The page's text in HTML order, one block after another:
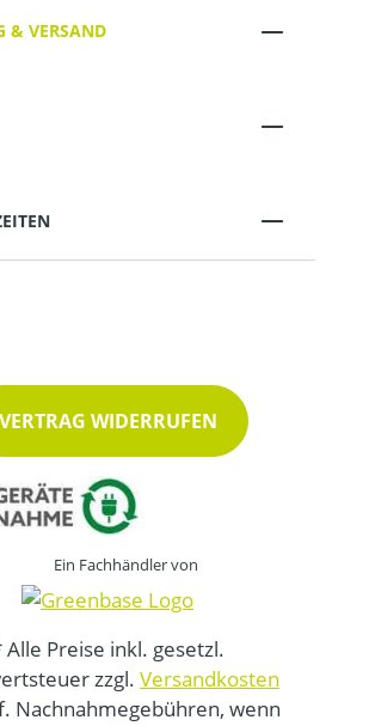
& VERSAND
VERTRAG WIDERRUFEN
Ein Fachhändler von
Alle Preise inkl. gesetzl.
zzgl. Versandkosten
Nachnahmegebühren, wenn